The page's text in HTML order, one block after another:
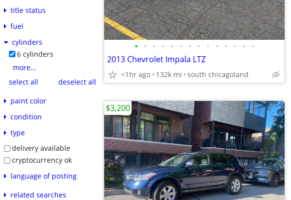
title status
fuel
cylinders
6 cylinders
more...
select all
deselect all
paint color
condition
type
delivery available
cryptocurrency ok
language of posting
related searches
• • • • • • • • • • • • • •
2013 Chevrolet Impala LTZ
<1hr ago 132k mi south chicagoland
$3,200